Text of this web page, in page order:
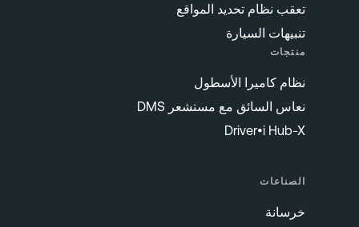
تعقب نظام تحديد المواقع
تنبيهات السيارة
منتجات
نظام كاميرا الأسطول
نعاس السائق مع مستشعر DMS
Driver•i Hub-X
الصناعات
خرسانة